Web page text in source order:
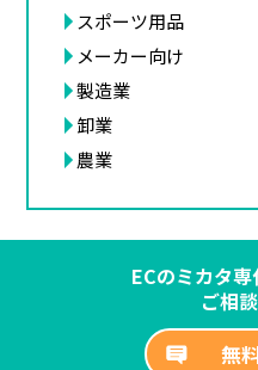
スポーツ用品
メーカー向け
製造業
卸業
農業
ECのミカタ
ご相
無